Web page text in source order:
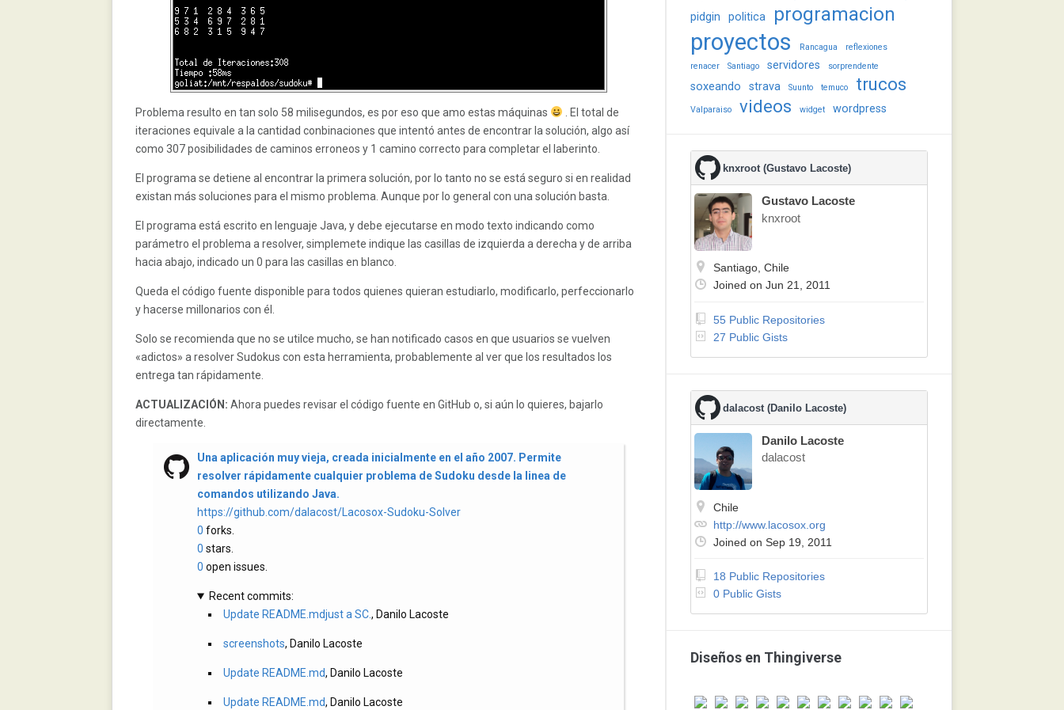
Problema resulto en tan solo 58 milisegundos, es por eso que amo estas máquinas
. El total de
iteraciones equivale a la cantidad conbinaciones que intentó antes de encontrar la solución, algo así
como 307 posibilidades de caminos erroneos y 1 camino correcto para completar el laberinto.
El programa se detiene al encontrar la primera solución, por lo tanto no se está seguro si en realidad
existan más soluciones para el mismo problema. Aunque por lo general con una solución basta.
El programa está escrito en lenguaje Java, y debe ejecutarse en modo texto indicando como
parámetro el problema a resolver, simplemete indique las casillas de izquierda a derecha y de arriba
hacia abajo, indicado un 0 para las casillas en blanco.
Queda el código fuente disponible para todos quienes quieran estudiarlo, modificarlo, perfeccionarlo
y hacerse millonarios con él.
Solo se recomienda que no se utilce mucho, se han notificado casos en que usuarios se vuelven
«adictos» a resolver Sudokus con esta herramienta, probablemente al ver que los resultados los
entrega tan rápidamente.
ACTUALIZACIÓN: Ahora puedes revisar el código fuente en GitHub o, si aún lo quieres, bajarlo
directamente.
Una aplicación muy vieja, creada inicialmente en el año 2007. Permite
resolver rápidamente cualquier problema de Sudoku desde la linea de
comandos utilizando Java.
https://github.com/dalacost/Lacosox-Sudoku-Solver
0 forks.
0 stars.
0 open issues.
Recent commits:
Update README.mdjust a SC., Danilo Lacoste
screenshots, Danilo Lacoste
Update README.md, Danilo Lacoste
Update README.md, Danilo Lacoste
pidgin politica programacion
proyectos Rancagua
reflexiones
renacer
Santiago servidores sorprendente
soxeando strava Suunto temuco trucos
Valparaiso videos widget wordpress
knxroot (Gustavo Lacoste)
Gustavo Lacoste
knxroot
Santiago, Chile
Joined on Jun 21, 2011
55 Public Repositories
27 Public Gists
dalacost (Danilo Lacoste)
Danilo Lacoste
dalacost
Chile
http://www.lacosox.org
Joined on Sep 19, 2011
18 Public Repositories
0 Public Gists
Diseños en Thingiverse